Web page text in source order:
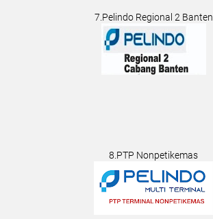
7.Pelindo Regional 2 Banten
8.PTP Nonpetikemas